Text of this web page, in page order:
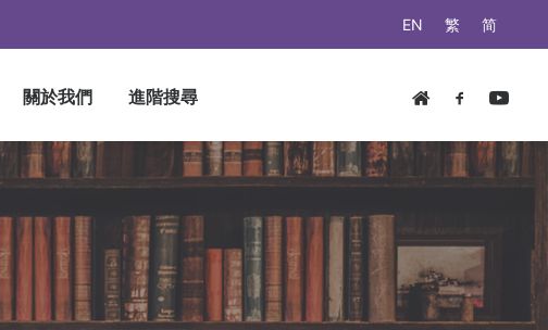
EN 繁 简
關於我們 進階搜尋